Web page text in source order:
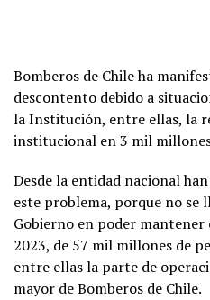
Bomberos de Chile ha
descontento debido a
la Institución, entre ellas, la
institucional en 3 mil
Desde la entidad nacional
este problema, porque no se
Gobierno en poder mantener
2023, de 57 mil millones de
entre ellas la parte de
mayor de Bomberos de Chile.